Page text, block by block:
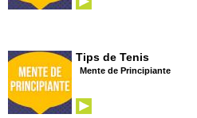
Tips de Tenis
Mente de Principiante